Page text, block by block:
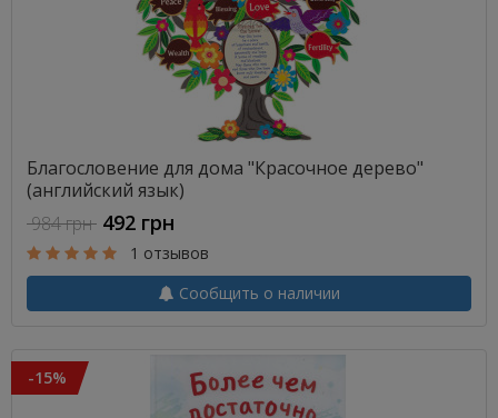
Благословение для дома "Красочное дерево"
(английский язык)
984 грн 492 грн
1 отзывов
Сообщить о наличии
-15%